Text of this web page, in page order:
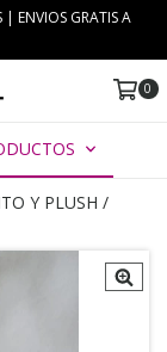
| ENVIOS GRATIS A
0
Y PLUSH /